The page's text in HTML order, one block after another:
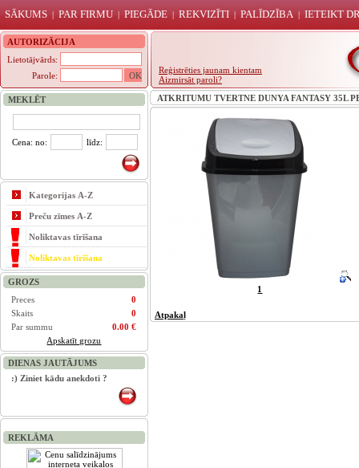
SĀKUMS | PAR FIRMU| PIEGĀDE | REKVIZĪTI | PALĪDZĪBA | IETEIKT
AUTORIZĀCIJA
Lietotājvārds:
Parole:
Reģistrēties jaunam kientam
Aizmirsāt paroli?
MEKLĒT
Cena: no: līdz:
Kategorijas A-Z
Preču zīmes A-Z
Noliktavas tīrīšana
Noliktavas tīrīšana
GROZS
Preces
0
Skaits
0
Par summu
0.00 €
Apskatīt grozu
DIENAS JAUTĀJUMS
:) Ziniet kādu anekdoti ?
REKLĀMA
ATKRITUMU TVERTNE DUNYA FANTASY 35L
1
Atpakaļ